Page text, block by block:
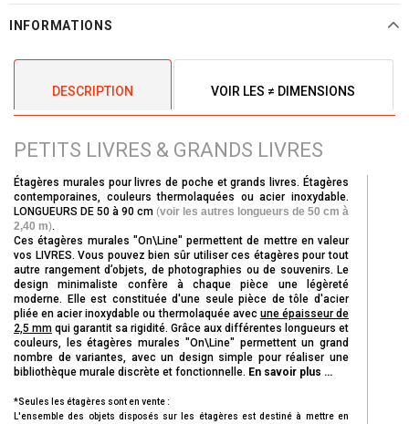
INFORMATIONS
DESCRIPTION VOIR LES ≠ DIMENSIONS
PETITS LIVRES & GRANDS LIVRES
Étagères murales pour livres de poche et grands livres. Étagères
contemporaines, couleurs thermolaquées ou acier inoxydable.
LONGUEURS DE 50 à 90 cm (voir les autres longueurs de 50 cm à
2,40 m)
Ces étagères murales "On\Line" permettent de mettre en valeur
vos LIVRES. Vous pouvez bien sûr utiliser ces étagères pour tout
autre rangement d’objets, de photographies ou de souvenirs. Le
design minimaliste confère à chaque pièce une légèreté
moderne. Elle est constituée d'une seule pièce de tôle d'acier
pliée en acier inoxydable ou thermolaquée avec une épaisseur de
2,5 mm qui garantit sa rigidité. Grâce aux différentes longueurs et
couleurs, les étagères murales "On\Line" permettent un grand
nombre de variantes, avec un design simple pour réaliser une
bibliothèque murale discrète et fonctionnelle. En savoir plus …
*Seules les étagères sont en vente :
L'ensemble des objets disposés sur les étagères est destiné à mettre en